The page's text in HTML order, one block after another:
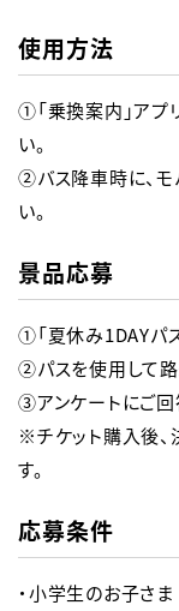
使用方法
①「乗換案内」アプ
い。
②バス降車時に、モ
い。
景品応募
①「夏休み1DAYパス
②パスを使用して路
③アンケートにご回
※チケット購入後
応募条件
・小学生のお子さま